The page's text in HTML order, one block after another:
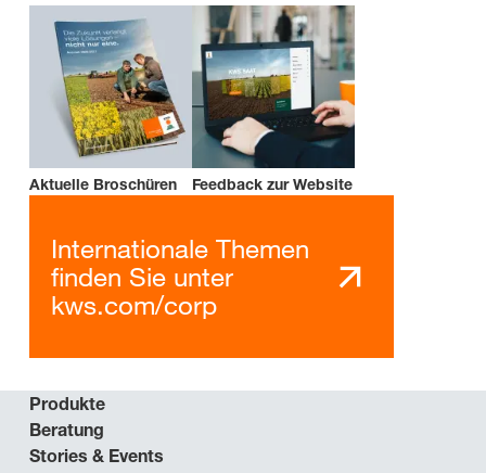
Aktuelle Broschüren Feedback zur Website
Internationale Themen
finden Sie unter
kws.com/corp
Produkte
Beratung
Stories & Events